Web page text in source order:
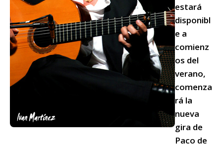
estará
disponibl
e a
comienz
os del
verano,
comenza
rá la
nueva
gira de
Paco de